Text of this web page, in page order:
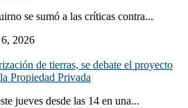
se sumó a las críticas contra...
6, 2026
de tierras, se debate el proyecto
Propiedad Privada
jueves desde las 14 en una...